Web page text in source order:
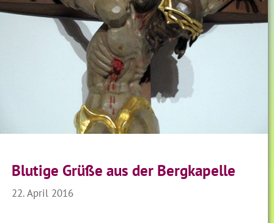
Blutige Grüße aus der Bergkapelle
22. April 2016